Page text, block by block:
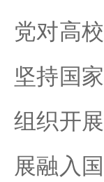
党对高
坚持国
组织开
展融入